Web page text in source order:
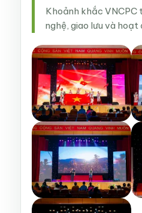
Khoảnh khắc VNCPC
nghệ, giao lưu và hoạt